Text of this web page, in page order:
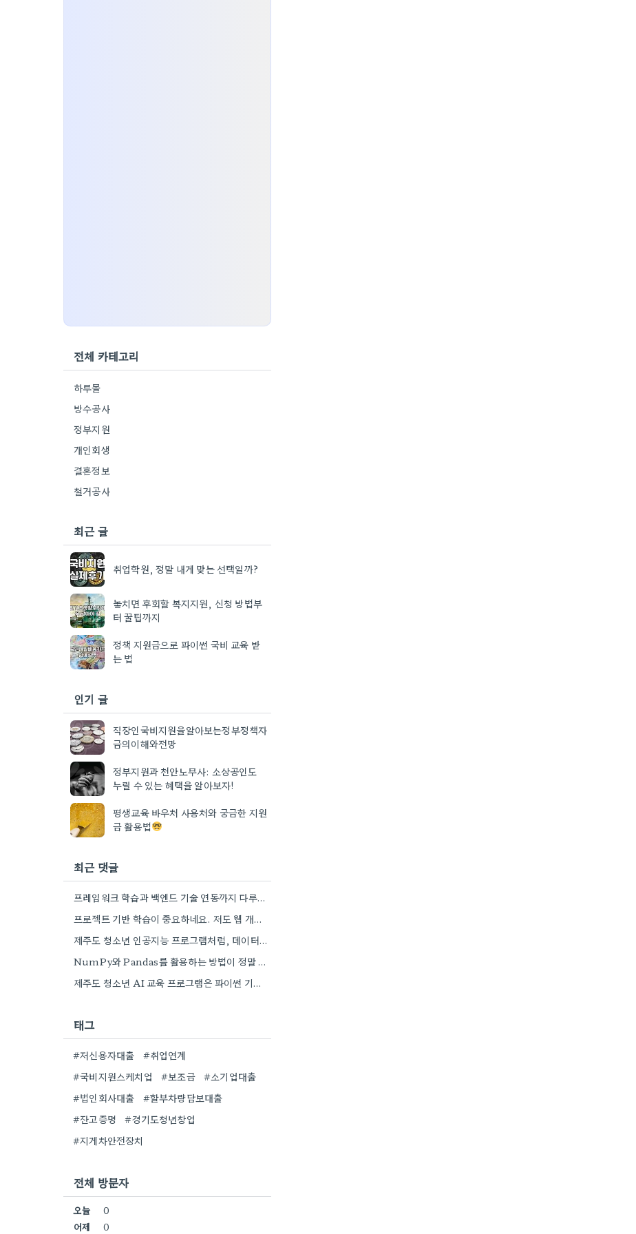
전체 카테고리
하루몰
방수공사
정부지원
개인회생
결혼정보
철거공사
최근 글
취업학원, 정말 내게 맞는 선택일까?
놓치면 후회할 복지지원, 신청 방법부
터 꿀팁까지
정책 지원금으로 파이썬 국비 교육 받
는 법
인기 글
직장인국비지원을알아보는정부정책자
금의이해와전망
정부지원과 천안노무사: 소상공인도
누릴 수 있는 혜택을 알아보자!
평생교육 바우처 사용처와 궁금한 지원
금 활용법
최근 댓글
프레임워크 학습과 백엔드 기술 연동까지 다루는 곳은 정말 현실적인 것 같아요. 제가 웹 개발 경험을…
프로젝트 기반 학습이 중요하네요. 저도 웹 개발할 때 PBL 경험이 큰 도움이 되었습니다.
제주도 청소년 인공지능 프로그램처럼, 데이터 분석 분야로 관심이 생겨서 오프라인 학원 정보 좀 더 찾아봐야겠네요.
NumPy와 Pandas를 활용하는 방법이 정말 궁금하네요. 어떤 교육 과정에서 좀 더 자세히 다루는지 알려주실 수…
제주도 청소년 AI 교육 프로그램은 파이썬 기초를 AI 개념과 함께 가르치는 방식이 흥미롭네요. 특히 인공지능…
태그
#저신용자대출
#취업연계
#국비지원스케치업
#보조금
#소기업대출
#법인회사대출
#할부차량담보대출
#잔고증명
#경기도청년창업
#지게차안전장치
전체 방문자
오늘
0
어제
0